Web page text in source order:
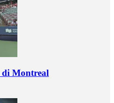
di Montreal